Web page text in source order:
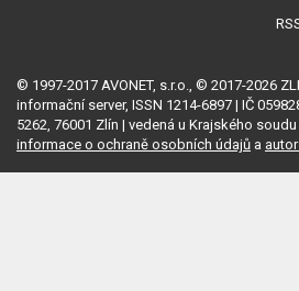
© 1997-2017 AVONET, s.r.o., © 2017-2026
informační server, ISSN 1214-6897 | IČ
5262, 76001 Zlín | vedená u Krajského
informace o ochraně osobních údajů a